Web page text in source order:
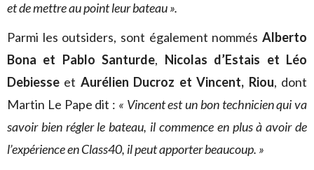
et de mettre au point leur bateau ».
Parmi les outsiders, sont également nommés Alberto
Bona et Pablo Santurde, Nicolas d’Estais et Léo
Debiesse et Aurélien Ducroz et Vincent, Riou, dont
Martin Le Pape dit : « Vincent est un bon technicien qui va
savoir bien régler le bateau, il commence en plus à avoir de
l’expérience en Class40, il peut apporter beaucoup. »